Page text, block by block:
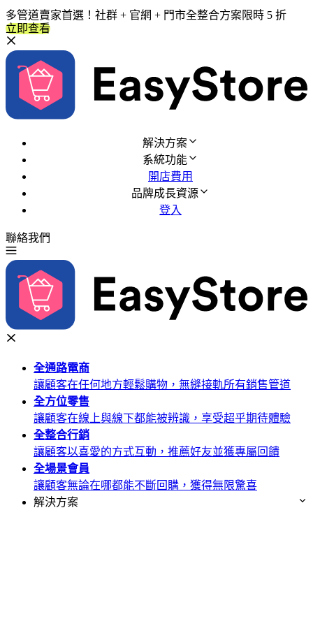
多管道賣家首選！社群 + 官網 + 門市全整合方案限時 5 折
立即查看
解決方案
系統功能
開店費用
品牌成長資源
登入
聯絡我們
全通路電商
讓顧客在任何地方輕鬆購物，無縫接軌所有銷售管道
全方位零售
讓顧客在線上與線下都能被辨識，享受超乎期待體驗
全整合行銷
讓顧客以喜愛的方式互動，推薦好友並獲專屬回饋
全場景會員
讓顧客無論在哪都能不斷回購，獲得無限驚喜
解決方案